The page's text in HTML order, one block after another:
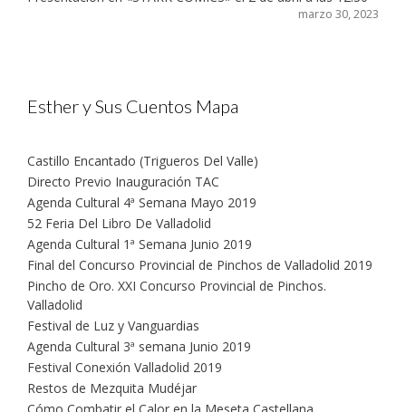
marzo 30, 2023
Esther y Sus Cuentos Mapa
Castillo Encantado (Trigueros Del Valle)
Directo Previo Inauguración TAC
Agenda Cultural 4ª Semana Mayo 2019
52 Feria Del Libro De Valladolid
Agenda Cultural 1ª Semana Junio 2019
Final del Concurso Provincial de Pinchos de Valladolid 2019
Pincho de Oro. XXI Concurso Provincial de Pinchos.
Valladolid
Festival de Luz y Vanguardias
Agenda Cultural 3ª semana Junio 2019
Festival Conexión Valladolid 2019
Restos de Mezquita Mudéjar
Cómo Combatir el Calor en la Meseta Castellana